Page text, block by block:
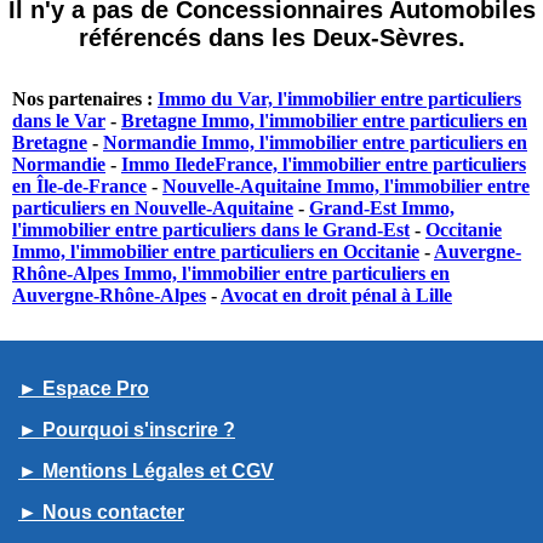
Il n'y a pas de Concessionnaires Automobiles
référencés dans les Deux-Sèvres.
Nos partenaires : Immo du Var, l'immobilier entre particuliers
dans le Var - Bretagne Immo, l'immobilier entre particuliers en
Bretagne - Normandie Immo, l'immobilier entre particuliers en
Normandie - Immo IledeFrance, l'immobilier entre particuliers
en Île-de-France - Nouvelle-Aquitaine Immo, l'immobilier entre
particuliers en Nouvelle-Aquitaine - Grand-Est Immo,
l'immobilier entre particuliers dans le Grand-Est - Occitanie
Immo, l'immobilier entre particuliers en Occitanie - Auvergne-
Rhône-Alpes Immo, l'immobilier entre particuliers en
Auvergne-Rhône-Alpes - Avocat en droit pénal à Lille
► Espace Pro
► Pourquoi s'inscrire ?
► Mentions Légales et CGV
► Nous contacter